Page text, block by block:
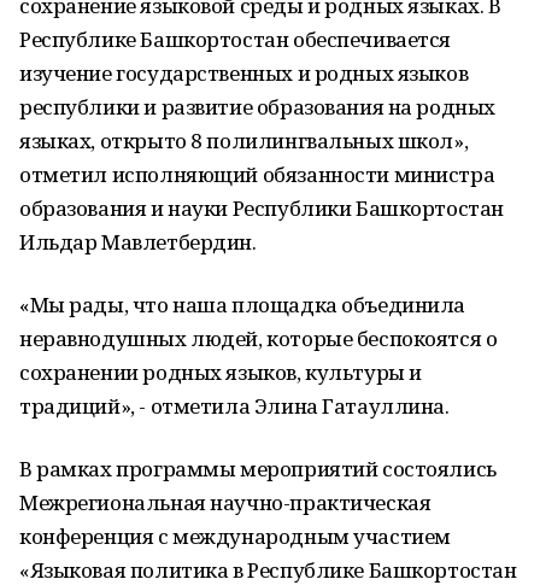
Республике Башкортостан обеспечивается
изучение государственных и родных языков
республики и развитие образования на родных
языках, открыто 8 полилингвальных школ»,
отметил исполняющий обязанности министра
образования и науки Республики Башкортостан
Ильдар Мавлетбердин.
«Мы рады, что наша площадка объединила
неравнодушных людей, которые беспокоятся о
сохранении родных языков, культуры и
традиций», - отметила Элина Гатауллина.
В рамках программы мероприятий состоялись
Межрегиональная научно-практическая
конференция с международным участием
«Языковая политика в Республике Башкортостан